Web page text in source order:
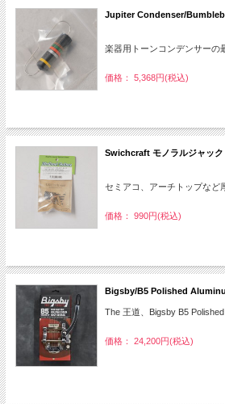
Jupiter Condenser/
楽器用トーンコンデンサーの
価格： 5,368円(税込)
Swichcraft モノラルジャック
セミアコ、アーチトップなど
価格： 990円(税込)
Bigsby/B5 Polished
The 王道、Bigsby B5
価格： 24,200円(税込)